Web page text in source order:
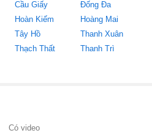
Cầu Giấy
Đống Đa
Hoàn Kiếm
Hoàng Mai
Tây Hồ
Thanh Xuân
Thạch Thất
Thanh Trì
Có video